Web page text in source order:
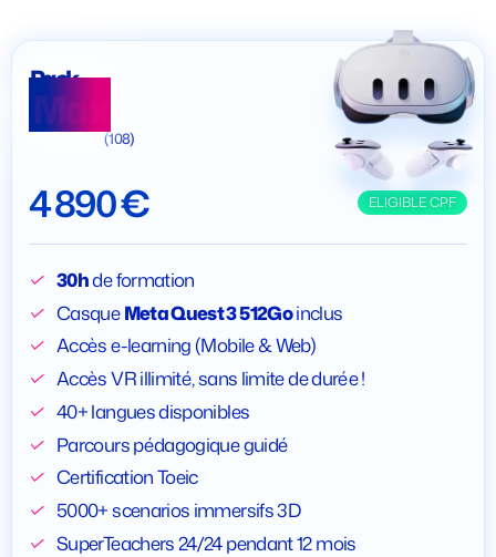
Pack
Max
(108)
4 890 € ELIGIBLE CPF
30hde formation
CasqueMeta Quest 3 512Goinclus
Accès e-learning (Mobile & Web)
Accès VR illimité, sans limite de durée !
40+ langues disponibles
Parcours pédagogique guidé
Certification Toeic
5000+ scenarios immersifs 3D
SuperTeachers 24/24 pendant 12 mois